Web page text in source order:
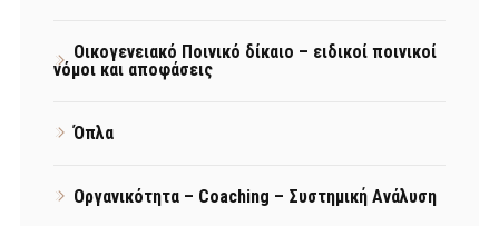
Οικογενειακό Ποινικό δίκαιο – ειδικοί ποινικοί
νόμοι και αποφάσεις
Όπλα
Οργανικότητα – Coaching – Συστημική Ανάλυση